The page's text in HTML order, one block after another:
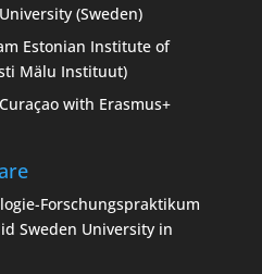
(Sweden)
Estonian Institute of
Mälu Instituut)
with Erasmus+
Forschungspraktikum
Sweden University in